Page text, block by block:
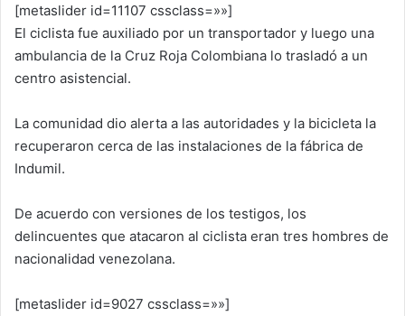
[metaslider id=11107 cssclass=»»]
El ciclista fue auxiliado por un transportador y luego una
ambulancia de la Cruz Roja Colombiana lo trasladó a un
centro asistencial.
La comunidad dio alerta a las autoridades y la bicicleta la
recuperaron cerca de las instalaciones de la fábrica de
Indumil.
De acuerdo con versiones de los testigos, los
delincuentes que atacaron al ciclista eran tres hombres de
nacionalidad venezolana.
[metaslider id=9027 cssclass=»»]